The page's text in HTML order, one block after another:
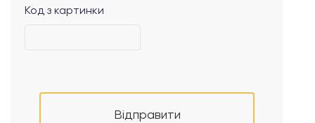
Код з картинки
Відправити